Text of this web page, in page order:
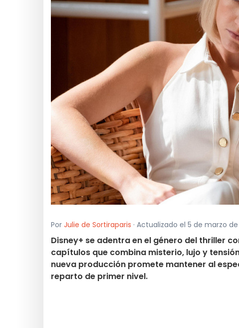
Por Julie de Sortiraparis · Actualizado el 5 de marzo
Disney+ se adentra en el género del thriller
capítulos que combina misterio, lujo y
nueva producción promete mantener al
reparto de primer nivel.